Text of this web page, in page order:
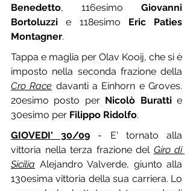
Benedetto, 116esimo Giovanni
Bortoluzzi e 118esimo Eric Paties
Montagner.
Tappa e maglia per Olav Kooij, che si è
Cro Race davanti a Einhorn e Groves.
20esimo posto per Nicolò Buratti e
30esimo per Filippo Ridolfo.
GIOVEDI' 30/09 - E' tornato alla
vittoria nella terza frazione del Giro di
Sicilia Alejandro Valverde, giunto alla
130esima vittoria della sua carriera. Lo